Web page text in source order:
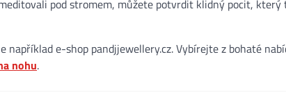
pod stromem, můžete potvrdit klidný pocit, který
e-shop pandjjewellery.cz. Vybírejte z bohaté
nohu.